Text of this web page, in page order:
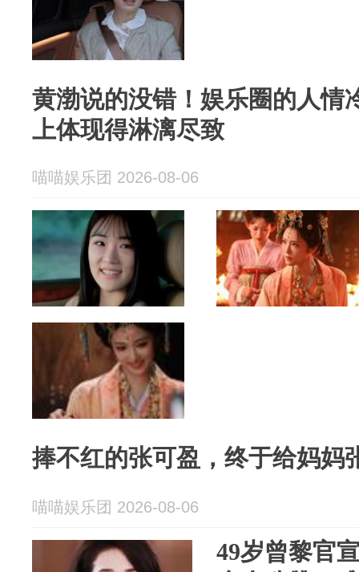
黄渤说的没错！娱乐圈的人情
上体现得淋漓尽致
喵喵娱乐团 2026-08-06
捧不红的张可盈，终于给妈妈
喵喵娱乐团 2026-08-06
49岁曾黎官